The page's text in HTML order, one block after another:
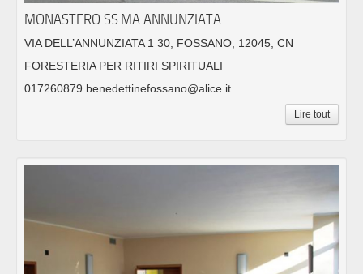
MONASTERO SS.MA ANNUNZIATA
VIA DELL’ANNUNZIATA 1 30, FOSSANO, 12045, CN
FORESTERIA PER RITIRI SPIRITUALI
017260879 benedettinefossano@alice.it
Lire tout